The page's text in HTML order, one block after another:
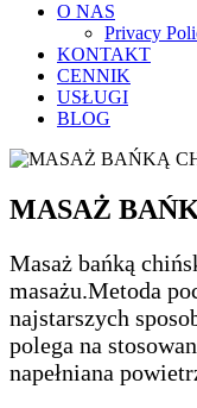
O NAS
Privacy
KONTAKT
CENNIK
USŁUGI
BLOG
MASAŻ
Masaż bańką
masażu.Metoda
najstarszych
polega na
napełniana